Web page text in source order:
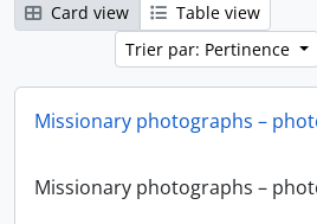
Card view
Table view
Trier par: Pertinence
Missionary photographs –
Missionary photographs –